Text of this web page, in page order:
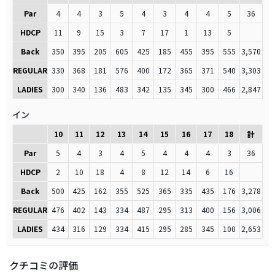
Par
4 4 3 5 4 3 4 4 5
36
HDCP
11 9 15 3 7 17 1 13
5
Back
350 395 205 605 425 185 455 395 555 3,570
REGULAR 330 368 181 576 400 172 365 371 540 3,303
LADIES
300 340 136 483 342 135 345 300 466 2,847
イン
10 11 12 13 14 15 16 17 18
計
Par
5 4 3 4 5 4 4 4 3
36
HDCP
2 10 18 4 8 12 14 6
16
Back
500 425 162 355 525 365 335 435 176 3,278
REGULAR 476 402 143 334 487 295 313 400 156 3,006
LADIES
434 316 129 334 415 295 285 345 100 2,653
クチコミの評価